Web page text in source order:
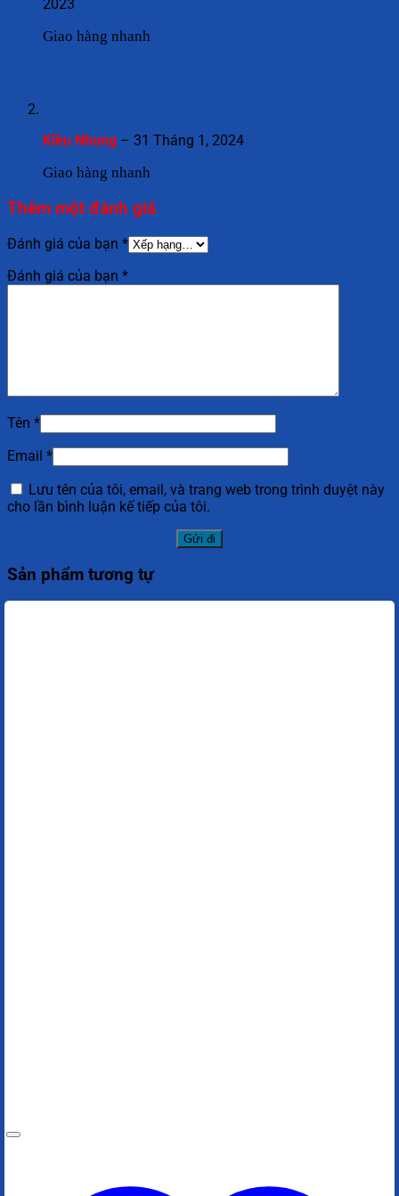
2023
Giao hàng nhanh
Kiều Nhung – 31 Tháng 1, 2024
Giao hàng nhanh
Thêm một đánh giá
Đánh giá của bạn *
Đánh giá của bạn *
Tên *
Email *
Lưu tên của tôi, email, và trang web trong trình duyệt này
cho lần bình luận kế tiếp của tôi.
Sản phẩm tương tự